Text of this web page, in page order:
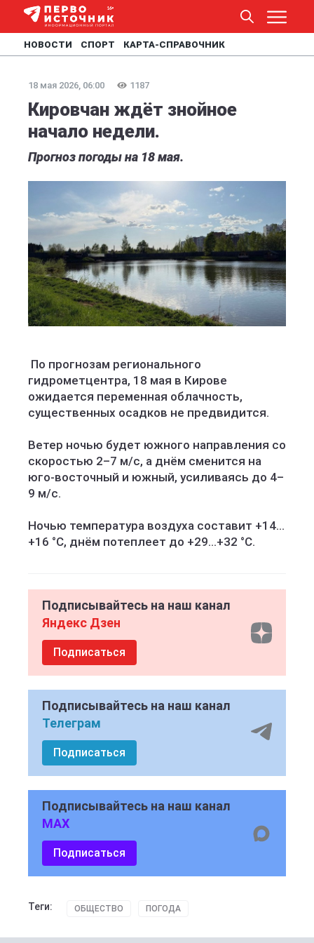
НОВОСТИ СПОРТ КАРТА-СПРАВОЧНИК
18 мая 2026, 06:00 1187
Кировчан ждёт знойное
начало недели.
Прогноз погоды на 18 мая.
По прогнозам регионального
гидрометцентра, 18 мая в Кирове
ожидается переменная облачность,
существенных осадков не предвидится.
Ветер ночью будет южного направления со
скоростью 2–7 м/с, а днём сменится на
юго-восточный и южный, усиливаясь до 4–
9 м/с.
Ночью температура воздуха составит +14…
+16 °C, днём потеплеет до +29…+32 °C.
Подписывайтесь на наш канал
Яндекс Дзен
Подписаться
Подписывайтесь на наш канал
Телеграм
Подписаться
Подписывайтесь на наш канал
MAX
Подписаться
Теги: ОБЩЕСТВО ПОГОДА